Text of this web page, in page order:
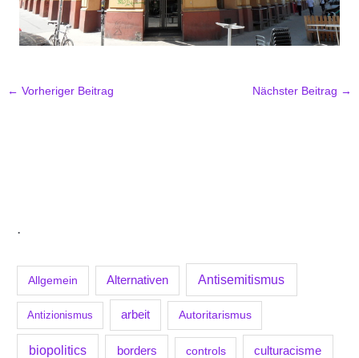
.
Allgemein Alternativen Antisemitismus
Antizionismus arbeit Autoritarismus
biopolitics borders controls culturacisme
← Vorheriger Beitrag Nächster Beitrag →